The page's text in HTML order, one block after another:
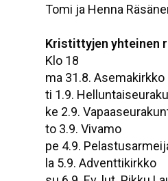
Tomi ja Henna
Kristittyjen yhteinen
Klo 18
ma 31.8. Asemakirkko
ti 1.9.
ke 2.9.
to 3.9. Vivamo
pe 4.9.
la 5.9. Adventtikirkko